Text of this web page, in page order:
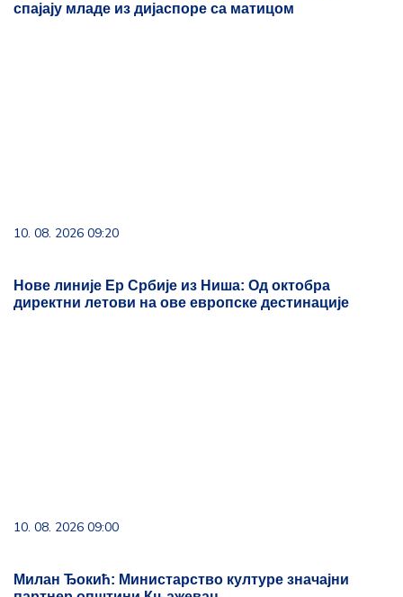
спајају младе из дијаспоре са матицом
10. 08. 2026 09:20
Нове линије Ер Србије из Ниша: Од октобра
директни летови на ове европске дестинације
10. 08. 2026 09:00
Милан Ђокић: Министарство културе значајни